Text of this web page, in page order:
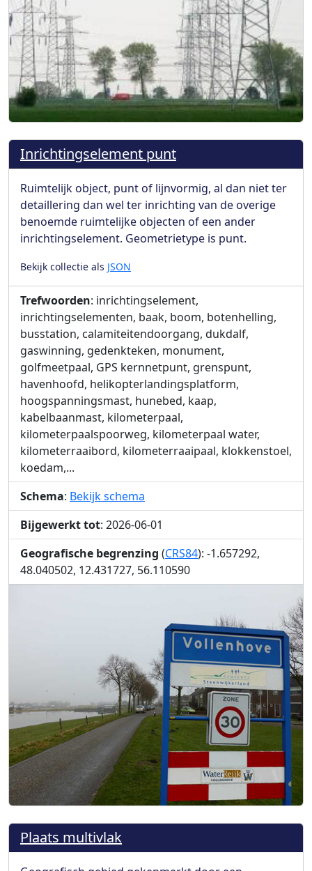
Inrichtingselement punt
Ruimtelijk object, punt of lijnvormig, al dan niet ter
detaillering dan wel ter inrichting van de overige
benoemde ruimtelijke objecten of een ander
inrichtingselement. Geometrietype is punt.
Bekijk collectie als JSON
Trefwoorden: inrichtingselement,
inrichtingselementen, baak, boom, botenhelling,
busstation, calamiteitendoorgang, dukdalf,
gaswinning, gedenkteken, monument,
golfmeetpaal, GPS kernnetpunt, grenspunt,
havenhoofd, helikopterlandingsplatform,
hoogspanningsmast, hunebed, kaap,
kabelbaanmast, kilometerpaal,
kilometerpaalspoorweg, kilometerpaal water,
kilometerraaibord, kilometerraaipaal, klokkenstoel,
koedam,...
Schema: Bekijk schema
Bijgewerkt tot: 2026-06-01
Geografische begrenzing (CRS84): -1.657292,
48.040502, 12.431727, 56.110590
Plaats multivlak